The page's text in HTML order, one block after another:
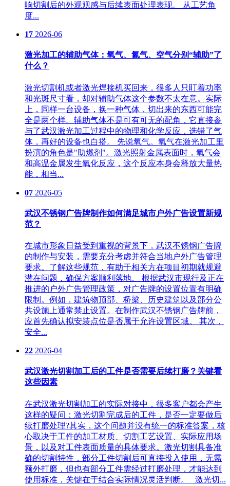
响切割后的外观观感与后续表面处理表现。 从工艺角
度...
17 2026-06
激光加工的辅助气体：氧气、氮气、空气分别“辅助”了
什么？
激光切割机或者激光焊接机买回来，很多人只盯着功率
和光斑尺寸看，却对辅助气体这个参数不太在意。实际
上，同样一台设备，换一种气体，切出来的东西可能完
全是两个样。辅助气体不是可有可无的配角，它直接参
与了武汉激光加工过程中的物理和化学反应，选错了气
体，再好的设备也白搭。 先说氧气。氧气在激光加工里
扮演的角色是"助燃剂"。激光照射金属表面时，氧气会
和高温金属发生氧化反应，这个反应本身会释放大量热
能，相当...
07 2026-05
武汉不锈钢广告牌制作如何满足城市户外广告设置新规
范？
在城市形象日益受到重视的背景下，武汉不锈钢广告牌
的制作与安装，需要充分考虑并符合当地户外广告管理
要求。了解这些规范，有助于相关方在项目初期就规避
潜在问题，确保方案顺利落地。 根据武汉市现行及正在
推进的户外广告管理政策，对广告牌的设置位置有明确
限制。例如，建筑物顶部、桥梁、历史建筑以及部分公
共设施上通常禁止设置。在制作武汉不锈钢广告牌前，
应首先确认拟安装点位是否属于允许设置区域。 其次，
安全...
22 2026-04
武汉激光切割加工后的工件是否需要后续打磨？关键看
这些因素
在武汉激光切割加工的实际对接中，很多客户都会产生
这样的疑问：激光切割完成后的工件，是否一定要做后
续打磨处理?其实，这个问题并没有统一的标准答案，核
心取决于工件的加工材质、切割工艺设置、实际应用场
景，以及对工件表面质量的具体要求。激光切割具备准
确的切割特性，部分工件切割后可直接投入使用，无需
额外打磨，但也有部分工件需经过打磨处理，才能达到
使用标准，关键在于结合实际情况灵活判断。 激光切...